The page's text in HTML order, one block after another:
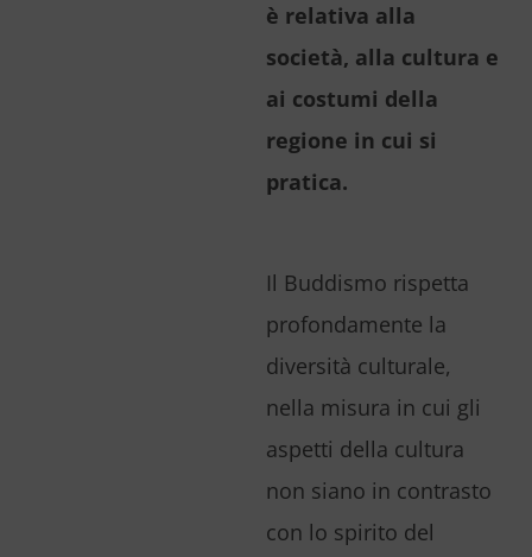
è relativa alla
società, alla cultura e
ai costumi della
regione in cui si
pratica.
Il Buddismo rispetta
profondamente la
diversità culturale,
nella misura in cui gli
aspetti della cultura
non siano in contrasto
con lo spirito del